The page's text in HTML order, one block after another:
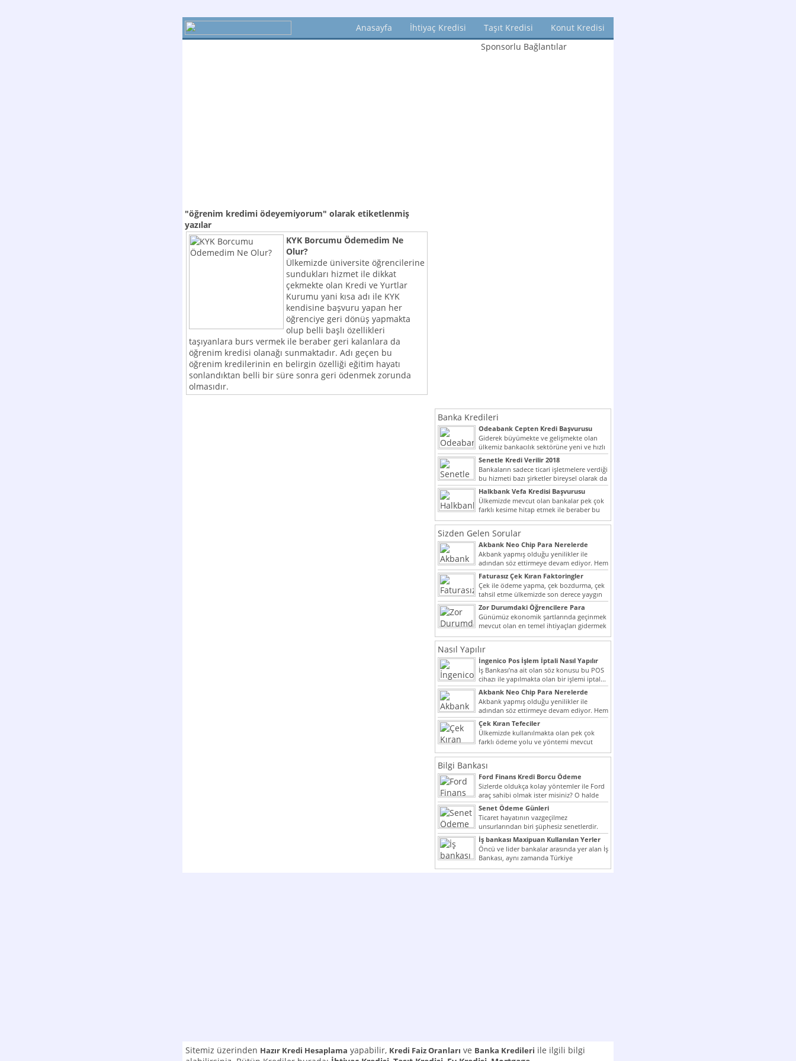
Anasayfa İhtiyaç Kredisi Taşıt Kredisi Konut Kredisi
"öğrenim kredimi ödeyemiyorum" olarak etiketlenmiş
yazılar
KYK Borcumu Ödemedim Ne
Olur?
Ülkemizde üniversite öğrencilerine
sundukları hizmet ile dikkat
çekmekte olan Kredi ve Yurtlar
Kurumu yani kısa adı ile KYK
kendisine başvuru yapan her
öğrenciye geri dönüş yapmakta
olup belli başlı özellikleri
taşıyanlara burs vermek ile beraber geri kalanlara da
öğrenim kredisi olanağı sunmaktadır. Adı geçen bu
öğrenim kredilerinin en belirgin özelliği eğitim hayatı
sonlandıktan belli bir süre sonra geri ödenmek zorunda
olmasıdır.
Sponsorlu Bağlantılar
Banka Kredileri
Odeabank Cepten Kredi Başvurusu
KREDIM 8444
Giderek büyümekte ve gelişmekte olan
ülkemiz bankacılık sektörüne yeni ve hızlı
bir giriş yapmış olan...
Senetle Kredi Verilir 2018
Bankaların sadece ticari işletmelere verdiği
bu hizmeti bazı şirketler bireysel olarak da
vermektedir. Senetle kredi...
Halkbank Vefa Kredisi Başvurusu
Ülkemizde mevcut olan bankalar pek çok
farklı kesime hitap etmek ile beraber bu
noktada son...
Sizden Gelen Sorular
Akbank Neo Chip Para Nerelerde
Kullanılır?
Akbank yapmış olduğu yenilikler ile
adından söz ettirmeye devam ediyor. Hem
müşteri potansiyelini arttırmak hem...
Faturasız Çek Kıran Faktoringler
Çek ile ödeme yapma, çek bozdurma, çek
tahsil etme ülkemizde son derece yaygın
bir şekilde...
Zor Durumdaki Öğrencilere Para
Yardımı
Günümüz ekonomik şartlarında geçinmek
mevcut olan en temel ihtiyaçları gidermek
dahi son derece zor olmak...
Nasıl Yapılır
İngenico Pos İşlem İptali Nasıl Yapılır
İş Bankası’na ait olan söz konusu bu POS
cihazı ile yapılmakta olan bir işlemi iptal...
Akbank Neo Chip Para Nerelerde
Kullanılır?
Akbank yapmış olduğu yenilikler ile
adından söz ettirmeye devam ediyor. Hem
müşteri potansiyelini arttırmak hem...
Çek Kıran Tefeciler
Ülkemizde kullanılmakta olan pek çok
farklı ödeme yolu ve yöntemi mevcut
olmak ile beraber bunlar...
Bilgi Bankası
Ford Finans Kredi Borcu Ödeme
Sizlerde oldukça kolay yöntemler ile Ford
araç sahibi olmak ister misiniz? O halde
yazımız ilginizi...
Senet Ödeme Günleri
Ticaret hayatının vazgeçilmez
unsurlarından biri şüphesiz senetlerdir.
Çünkü senetler en çok kullanılan ödeme
araçlarıdır. Taksitler...
İş bankası Maxipuan Kullanılan Yerler
Öncü ve lider bankalar arasında yer alan İş
Bankası, aynı zamanda Türkiye
Cumhuriyeti’nin ilk milli...
Sitemiz üzerinden Hazır Kredi Hesaplama yapabilir, Kredi Faiz Oranları ve Banka Kredileri ile ilgili bilgi